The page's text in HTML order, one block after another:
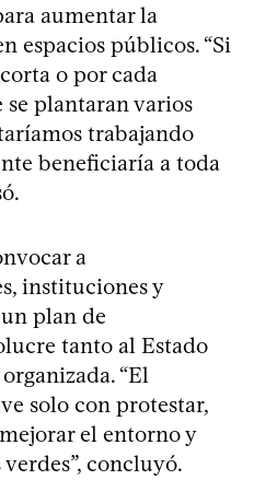
aumentar la
espacios públicos. “Si
o por cada
plantaran varios
trabajando
beneficiaría a toda
a
instituciones y
plan de
tanto al Estado
“El
solo con protestar,
el entorno y
concluyó.